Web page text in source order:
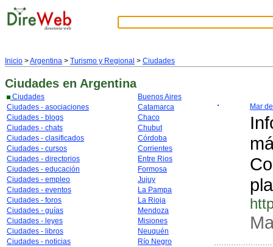
Inicio >Argentina > Turismo y Regional > Ciudades
Ciudades en Argentina
Ciudades
Ciudades - asociaciones
Ciudades - blogs
Ciudades - chats
Ciudades - clasificados
Ciudades - cursos
Ciudades - directorios
Ciudades - educación
Ciudades - empleo
Ciudades - eventos
Ciudades - foros
Ciudades - guías
Ciudades - leyes
Ciudades - libros
Ciudades - noticias
Buenos Aires
Catamarca
Chaco
Chubut
Córdoba
Corrientes
Entre Rios
Formosa
Jujuy
La Pampa
La Rioja
Mendoza
Misiones
Neuquén
Río Negro
Mar